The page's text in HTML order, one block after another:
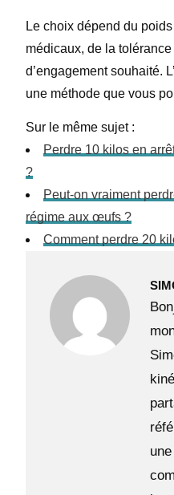
Le choix dépend du
médicaux, de la
d’engagement souhaité.
une méthode que vous
Sur le même sujet :
Perdre 10 kilos en
?
Peut-on vraiment
régime aux œufs ?
Comment perdre 20